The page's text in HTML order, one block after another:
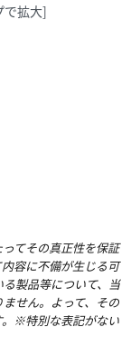
で拡大]
てその真正性を保証
容に不備が生じる可
製品等について、当
せん。よって、その
。※特別な表記がない